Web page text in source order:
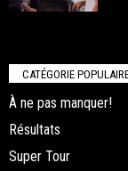
CATÉGORIE
À ne pas manquer!
Résultats
Super Tour